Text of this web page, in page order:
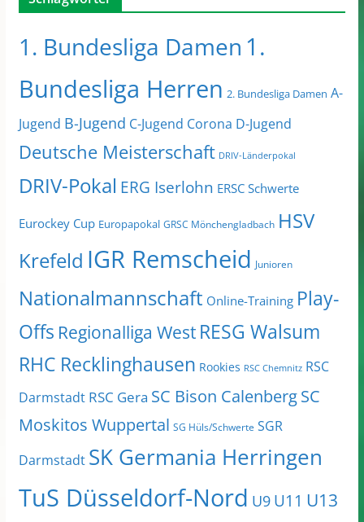
1. Bundesliga Damen 1.
Bundesliga Herren 2. Bundesliga Damen A-
Jugend B-Jugend C-Jugend Corona D-Jugend
Deutsche Meisterschaft DRIV-Länderpokal
DRIV-Pokal ERG Iserlohn ERSC Schwerte
Eurockey Cup Europapokal GRSC Mönchengladbach HSV
Krefeld IGR Remscheid Junioren
Nationalmannschaft Online-Training Play-
Offs Regionalliga West RESG Walsum
RHC Recklinghausen Rookies RSC Chemnitz RSC
Darmstadt RSC Gera SC Bison CalenbergSC
Moskitos Wuppertal SG Hüls/Schwerte SGR
Darmstadt SK Germania Herringen
TuS Düsseldorf-Nord U9 U11 U13